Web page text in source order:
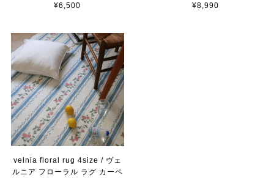
¥6,500
¥8,990
velnia floral rug 4size / ヴェ
ルニア フローラル ラグ カーペ